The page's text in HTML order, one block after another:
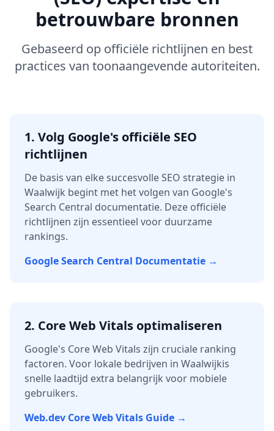
betrouwbare bronnen
Gebaseerd op officiële richtlijnen en best
practices van toonaangevende autoriteiten.
1. Volg Google's officiële SEO
richtlijnen
De basis van elke succesvolle SEO strategie in
Waalwijk begint met het volgen van Google's
Search Central documentatie. Deze officiële
richtlijnen zijn essentieel voor duurzame
rankings.
Google Search Central Documentatie →
2. Core Web Vitals optimaliseren
Google's Core Web Vitals zijn cruciale ranking
factoren. Voor lokale bedrijven in Waalwijkis
snelle laadtijd extra belangrijk voor mobiele
gebruikers.
Web.dev Core Web Vitals Guide →